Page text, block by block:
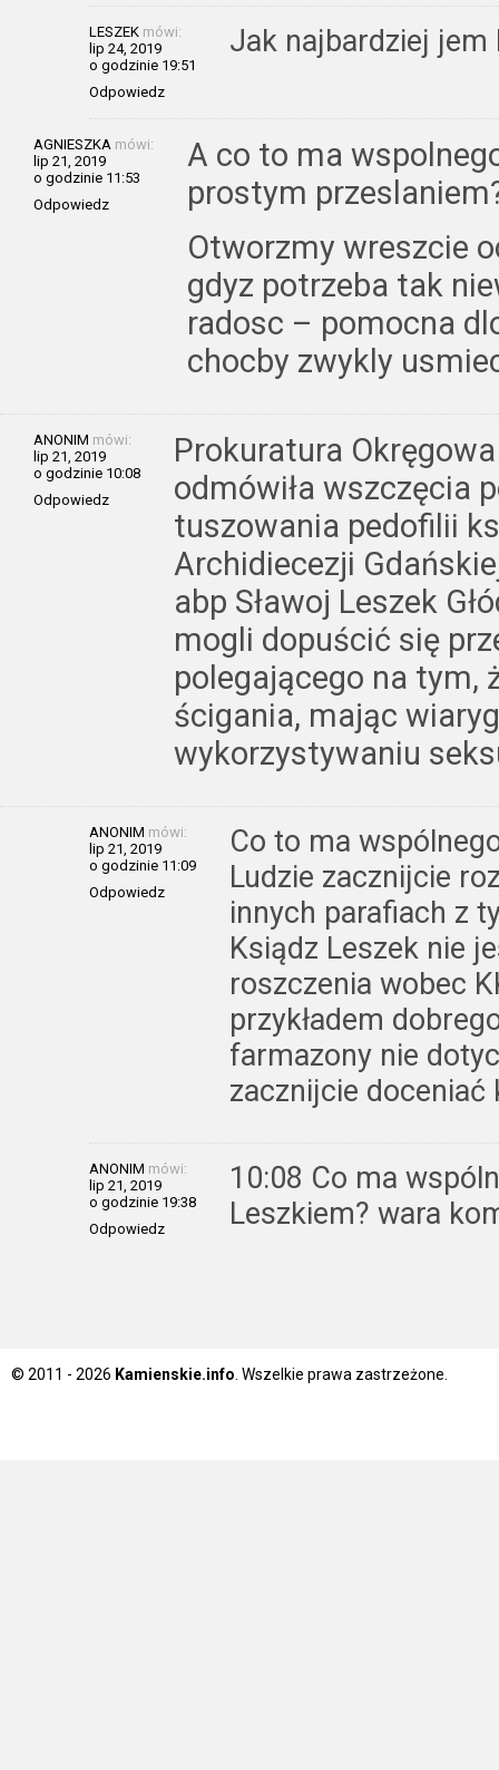
LESZEK mówi:
lip 24, 2019
o godzinie 19:51
Odpowiedz
Jak najbardziej jem
AGNIESZKA mówi:
lip 21, 2019
o godzinie 11:53
Odpowiedz
A co to ma
prostym
Otworzmy wreszcie
gdyz potrzeba tak
radosc – pomocna
chocby zwykly
ANONIM mówi:
lip 21, 2019
o godzinie 10:08
Odpowiedz
Prokuratura
odmówiła wszczęcia
tuszowania pedofilii
Archidiecezji
abp Sławoj Leszek
mogli dopuścić się
polegającego na tym,
ścigania, mając
wykorzystywaniu
ANONIM mówi:
lip 21, 2019
o godzinie 11:09
Odpowiedz
Co to ma
Ludzie zacznijcie
innych parafiach z
Ksiądz Leszek nie
roszczenia wobec
przykładem
farmazony nie
zacznijcie doceniać
ANONIM mówi:
lip 21, 2019
o godzinie 19:38
Odpowiedz
10:08 Co ma
Leszkiem? wara
© 2011 - 2026 Kamienskie.info. Wszelkie prawa zastrzeżone.